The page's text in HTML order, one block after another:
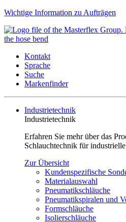
Wichtige Information zu Aufträgen
Kontakt
Sprache
Suche
Markenfinder
Industrietechnik
Industrietechnik
Erfahren Sie mehr über das
Schlauchtechnik für
Zur Übersicht
Kundenspezifische
Materialauswahl
Pneumatikschläuche
Pneumatikspiralen und
Formschläuche
Isolierschläuche